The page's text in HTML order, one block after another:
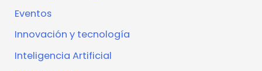
Eventos
Innovación y tecnología
Inteligencia Artificial